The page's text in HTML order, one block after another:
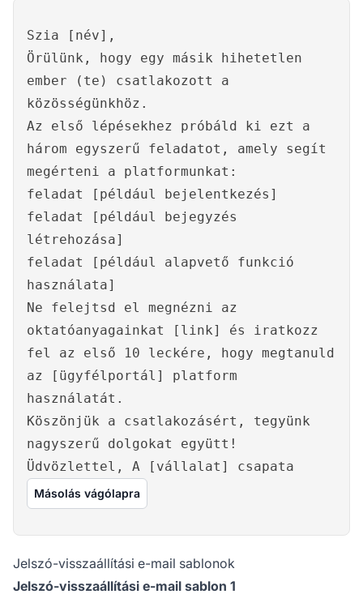
Szia [név],
Örülünk, hogy egy másik hihetetlen
ember (te) csatlakozott a
közösségünkhöz.
Az első lépésekhez próbáld ki ezt a
három egyszerű feladatot, amely segít
megérteni a platformunkat:
feladat [például bejelentkezés]
feladat [például bejegyzés
létrehozása]
feladat [például alapvető funkció
használata]
Ne felejtsd el megnézni az
oktatóanyagainkat [link] és iratkozz
fel az első 10 leckére, hogy megtanuld
az [ügyfélportál] platform
használatát.
Köszönjük a csatlakozásért, tegyünk
nagyszerű dolgokat együtt!
Üdvözlettel, A [vállalat] csapata
Másolás vágólapra
Jelszó-visszaállítási e-mail sablonok
Jelszó-visszaállítási e-mail sablon 1